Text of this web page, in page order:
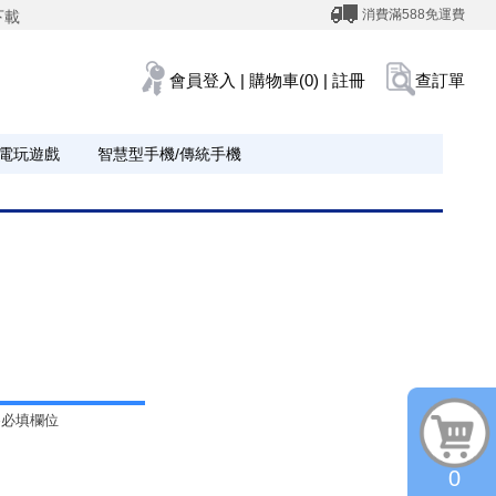
載 消費滿588免運費
會員登入 | 購物車(0) | 註冊 查訂單
玩遊戲 智慧型手機/傳統手機
填欄位
0